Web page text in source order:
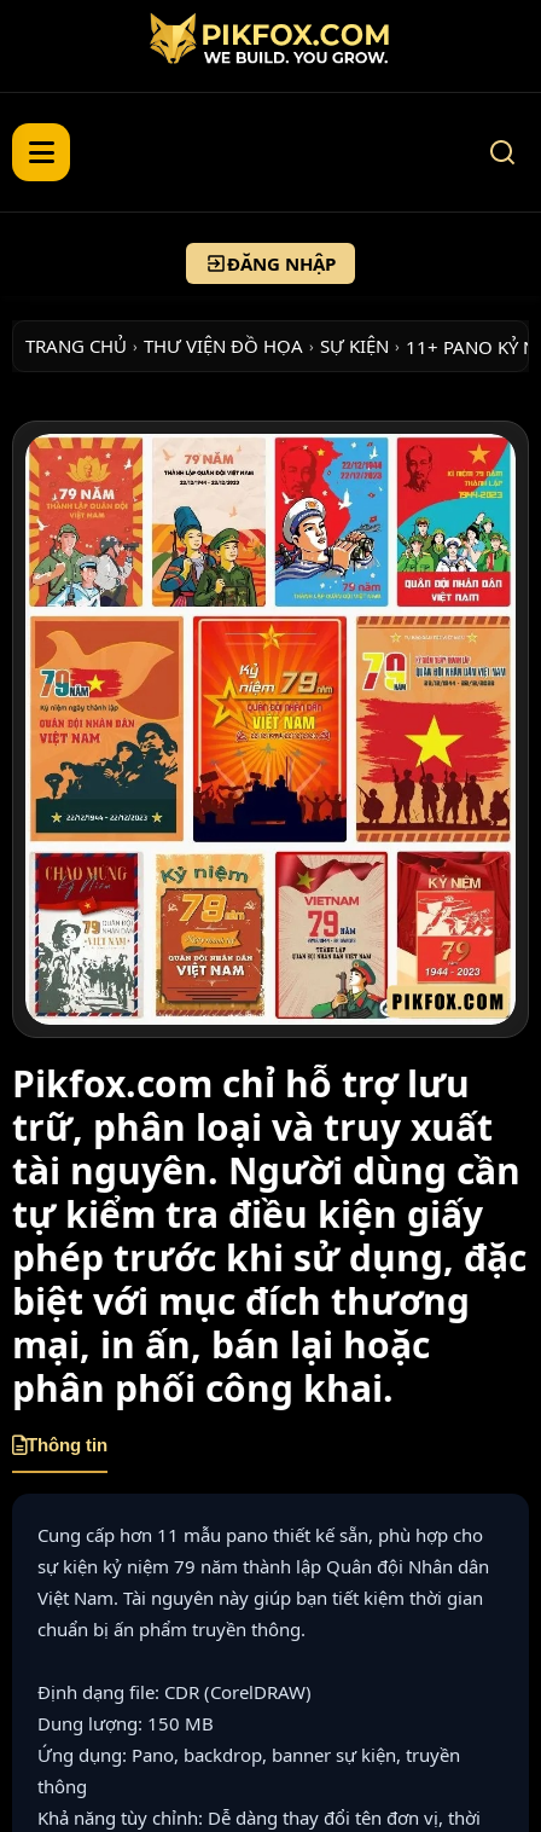
ĐĂNG NHẬP
TRANG CHỦ › THƯ VIỆN ĐỒ HỌA › SỰ KIỆN › 11+ PANO KỶ
Pikfox.com chỉ hỗ trợ lưu
trữ, phân loại và truy xuất
tài nguyên. Người dùng cần
tự kiểm tra điều kiện giấy
phép trước khi sử dụng, đặc
biệt với mục đích thương
mại, in ấn, bán lại hoặc
phân phối công khai.
Thông tin
Cung cấp hơn 11 mẫu pano thiết kế sẵn, phù hợp cho
sự kiện kỷ niệm 79 năm thành lập Quân đội Nhân dân
Việt Nam. Tài nguyên này giúp bạn tiết kiệm thời gian
chuẩn bị ấn phẩm truyền thông.
Định dạng file: CDR (CorelDRAW)
Dung lượng: 150 MB
Ứng dụng: Pano, backdrop, banner sự kiện, truyền
thông
Khả năng tùy chỉnh: Dễ dàng thay đổi tên đơn vị, thời